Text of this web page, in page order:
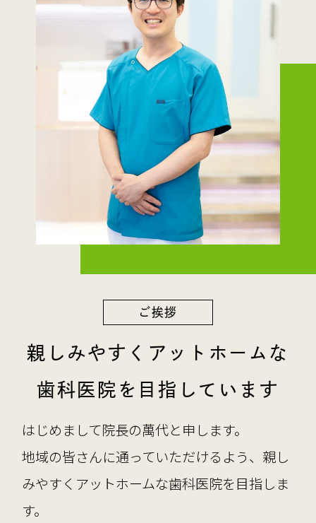
ご挨拶
親しみやすくアットホームな
歯科医院を目指しています
はじめまして院長の萬代と申します。
地域の皆さんに通っていただけるよう、親し
みやすくアットホームな歯科医院を目指しま
す。